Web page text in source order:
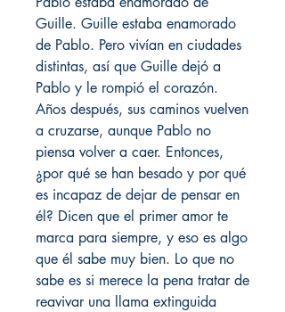
Guille. Guille estaba enamorado
de Pablo. Pero vivían en ciudades
distintas, así que Guille dejó a
Pablo y le rompió el corazón.
Años después, sus caminos vuelven
a cruzarse, aunque Pablo no
piensa volver a caer. Entonces,
¿por qué se han besado y por qué
es incapaz de dejar de pensar en
él? Dicen que el primer amor te
marca para siempre, y eso es algo
que él sabe muy bien. Lo que no
sabe es si merece la pena tratar de
reavivar una llama extinguida